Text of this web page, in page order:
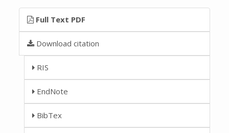
Full Text PDF
Download citation
RIS
EndNote
BibTex